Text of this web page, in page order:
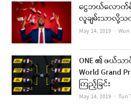
ငွေဘယ်လောက်
လူချမ်းသာလို့
May 14, 2019 Wun
ONE ၏ ဖယ်သာ
World Grand
ကြည့်ခြင်း
May 14, 2019 Tun